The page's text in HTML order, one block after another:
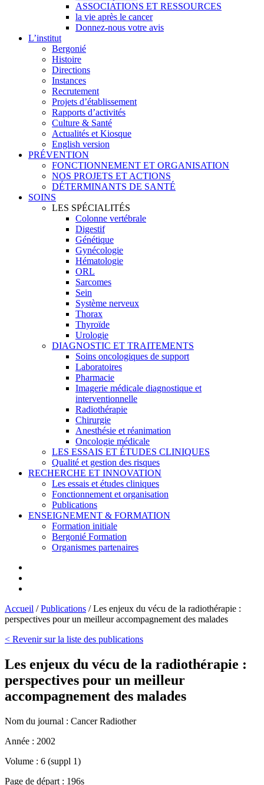
ASSOCIATIONS ET RESSOURCES
la vie après le cancer
Donnez-nous votre avis
L’institut
Bergonié
Histoire
Directions
Instances
Recrutement
Projets d’établissement
Rapports d’activités
Culture & Santé
Actualités et Kiosque
English version
PRÉVENTION
FONCTIONNEMENT ET ORGANISATION
NOS PROJETS ET ACTIONS
DÉTERMINANTS DE SANTÉ
SOINS
LES SPÉCIALITÉS
Colonne vertébrale
Digestif
Génétique
Gynécologie
Hématologie
ORL
Sarcomes
Sein
Système nerveux
Thorax
Thyroïde
Urologie
DIAGNOSTIC ET TRAITEMENTS
Soins oncologiques de support
Laboratoires
Pharmacie
Imagerie médicale diagnostique et
interventionnelle
Radiothérapie
Chirurgie
Anesthésie et réanimation
Oncologie médicale
LES ESSAIS ET ÉTUDES CLINIQUES
Qualité et gestion des risques
RECHERCHE ET INNOVATION
Les essais et études cliniques
Fonctionnement et organisation
Publications
ENSEIGNEMENT & FORMATION
Formation initiale
Bergonié Formation
Organismes partenaires
Accueil /Publications /Les enjeux du vécu de la radiothérapie :
perspectives pour un meilleur accompagnement des malades
< Revenir sur la liste des publications
Les enjeux du vécu de la radiothérapie :
perspectives pour un meilleur
accompagnement des malades
Nom du journal : Cancer Radiother
Année : 2002
Volume : 6 (suppl 1)
Page de départ : 196s